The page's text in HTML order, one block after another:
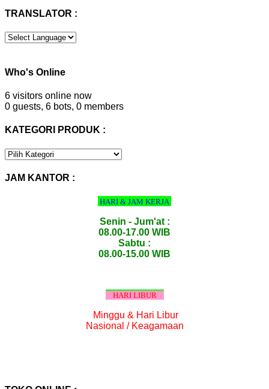
TRANSLATOR :
Who's Online
6 visitors online now
0 guests, 6 bots, 0 members
KATEGORI PRODUK :
KATEGORI
JAM KANTOR :
HARI & JAM KERJA
Senin - Jum'at :
08.00-17.00 WIB
Sabtu :
08.00-15.00 WIB
HARI LIBUR
Minggu & Hari Libur
Nasional / Keagamaan